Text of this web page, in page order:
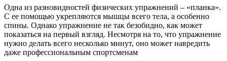
Одна из разновидностей физических упражнений – «планка».
С ее помощью укрепляются мышцы всего тела, а особенно
спины. Однако упражнение не так безобидно, как может
показаться на первый взгляд. Несмотря на то, что упражнение
нужно делать всего несколько минут, оно может навредить
даже профессиональным спортсменам